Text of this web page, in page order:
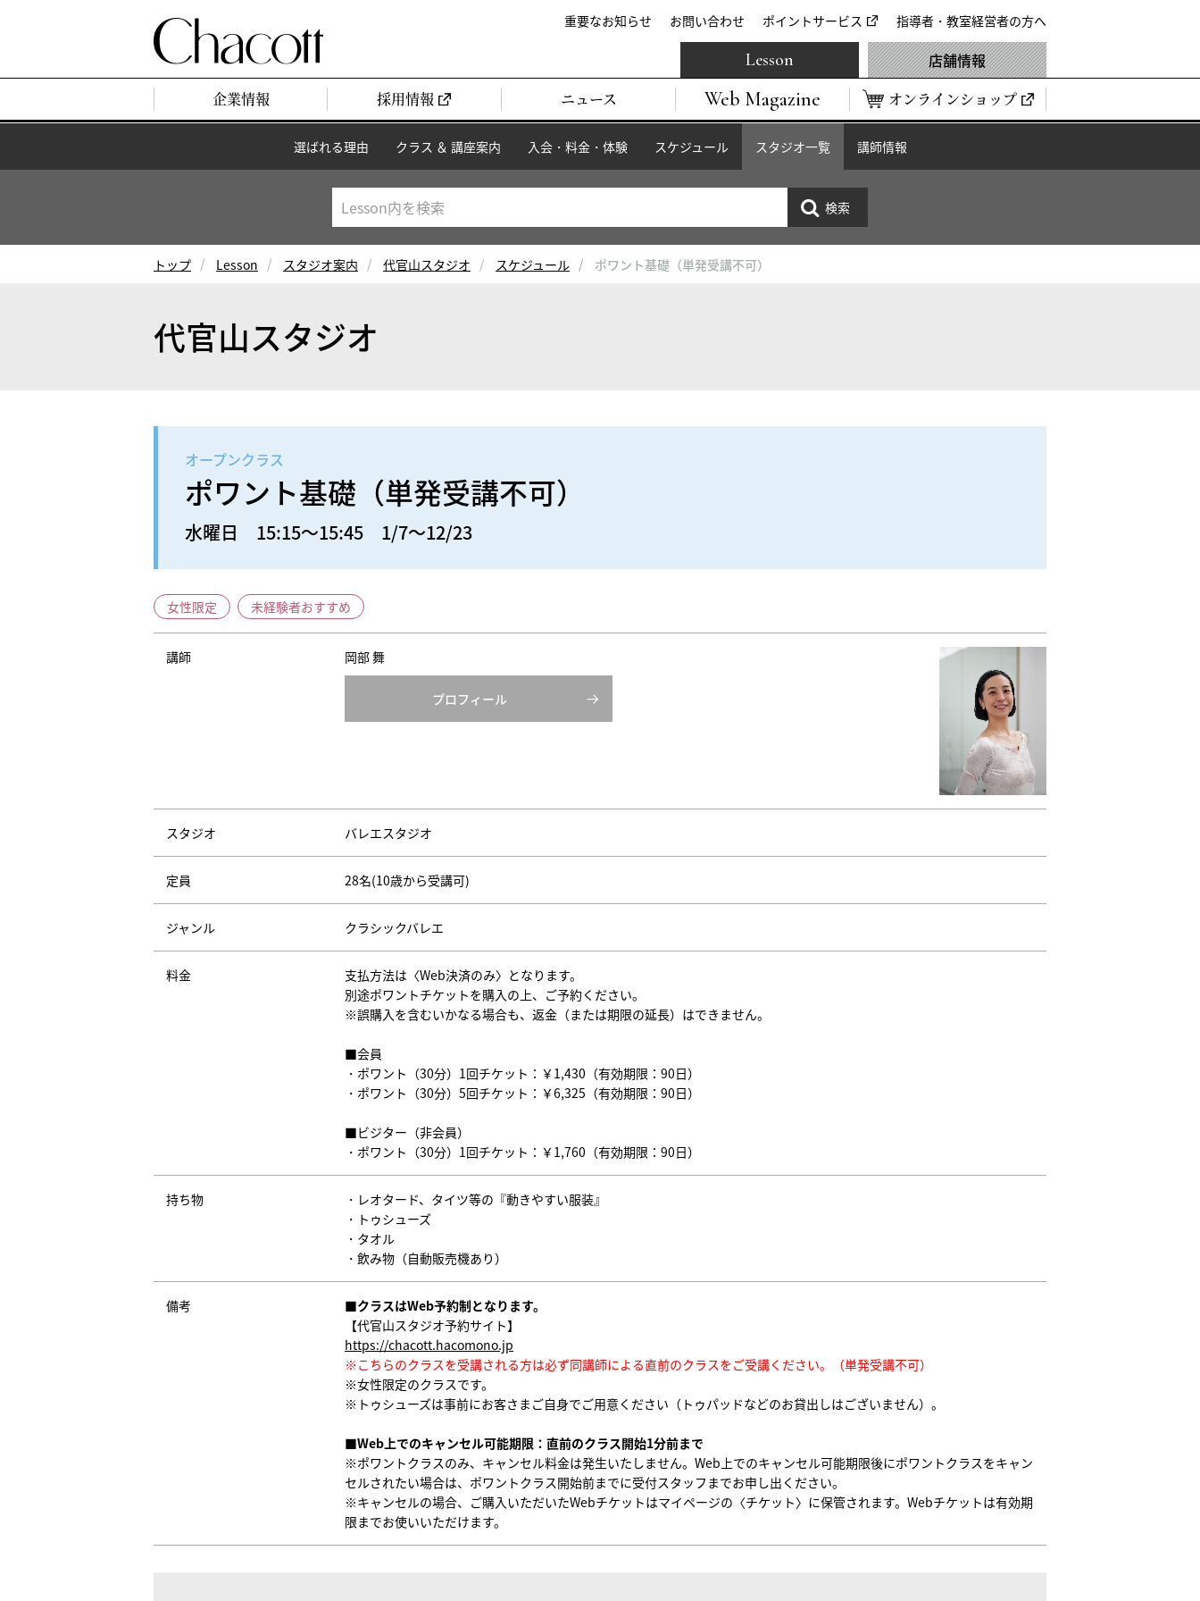
重要なお知らせ お問い合わせ ポイントサービス 指導者・教室経営者の方へ
企業情報 採用情報 ニュース Web Magazine オンラインショップ
Lesson 店舗情報
選ばれる理由 クラス ＆ 講座案内 入会・料金・体験 スケジュール スタジオ一覧 講師情報
トップ Lesson スタジオ案内 代官山スタジオ スケジュール ポワント基礎（単発受講不可）
代官山スタジオ
オープンクラス
ポワント基礎（単発受講不可）
水曜日 15:15～15:45 1/7～12/23
女性限定 未経験者おすすめ
講師 岡部 舞
プロフィール
スタジオ バレエスタジオ
定員 28名(10歳から受講可)
ジャンル クラシックバレエ
料金
支払方法は〈Web決済のみ〉となります。
別途ポワントチケットを購入の上、ご予約ください。
※誤購入を含むいかなる場合も、返金（または期限の延長）はできません。
■会員
・ポワント（30分）1回チケット：￥1,430（有効期限：90日）
・ポワント（30分）5回チケット：￥6,325（有効期限：90日）
■ビジター（非会員）
・ポワント（30分）1回チケット：￥1,760（有効期限：90日）
持ち物
・レオタード、タイツ等の『動きやすい服装』
・トゥシューズ
・タオル
・飲み物（自動販売機あり）
備考
■クラスはWeb予約制となります。
【代官山スタジオ予約サイト】
https://chacott.hacomono.jp
※こちらのクラスを受講される方は必ず同講師による直前のクラスをご受講ください。（単発受講不可）
※女性限定のクラスです。
※トゥシューズは事前にお客さまご自身でご用意ください（トゥパッドなどのお貸出しはございません）。
■Web上でのキャンセル可能期限：直前のクラス開始1分前まで
※ポワントクラスのみ、キャンセル料金は発生いたしません。Web上でのキャンセル可能期限後にポワントクラスをキャン
セルされたい場合は、ポワントクラス開始前までに受付スタッフまでお申し出ください。
※キャンセルの場合、ご購入いただいたWebチケットはマイページの〈チケット〉に保管されます。Webチケットは有効期
限までお使いいただけます。